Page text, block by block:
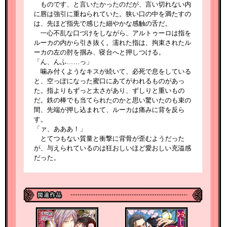
ものです、と言いたかったのだが、言い切れない内
に唇は強引に重ねられていた。狭い口の中を満たすの
は、先ほど指先で感じた細やかな感触の舌だ。
一心不乱な口づけをしながら、アルトゥーロは指を
ルーカの内から引き抜く。濡れた指は、拘束されたル
ーカの左の肘を掴み、寝台へと押しつける。
「ん、んふ……っ」
噛み付くようなキスが続いて、必死で息をしている
と、空っぽになった蜜口にあてがわれるものがあっ
た。指よりもずっと太さがあり、ずしりと重いもの
だ。鉄の棒でも当てられたのかと思い驚いたのも束の
間、先端が押し込まれて、ルーカは痛みに背を反ら
す。
「ァ、あああ！」
とてつもない質量と衝撃に背骨が歪むようだった
が、与えられているのは狂おしいほど愛おしい充溢感
だった。